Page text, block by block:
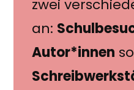
zwei
an:
Autor*innen